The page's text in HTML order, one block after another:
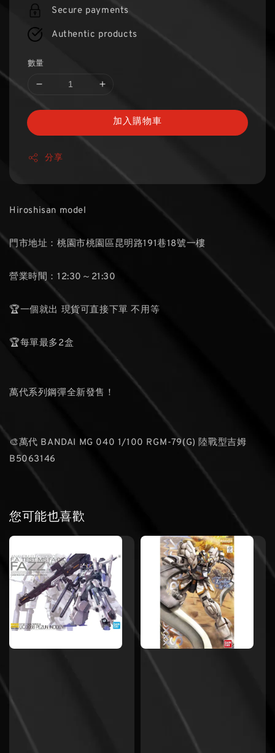
Secure payments
Authentic products
數量
加入購物車
分享
Hiroshisan model
門市地址：桃園市桃園區昆明路191巷18號一樓
營業時間：12:30～21:30
🏆一個就出 現貨可直接下單 不用等
🏆每單最多2盒
萬代系列鋼彈全新發售！
🎨萬代 BANDAI MG 040 1/100 RGM-79(G) 陸戰型吉姆
B5063146
您可能也喜歡